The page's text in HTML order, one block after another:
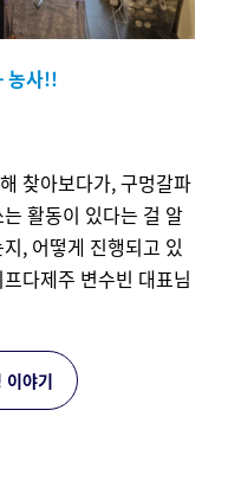
농사!!
찾아보다가, 구멍갈파
활동이 있다는 걸 알
, 어떻게 진행되고 있
다제주 변수빈 대표님
이야기